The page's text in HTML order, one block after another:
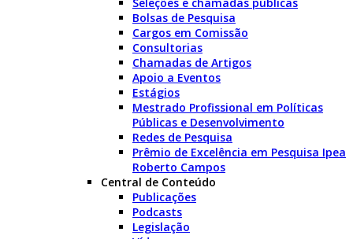
Bolsas de Pesquisa
Cargos em Comissão
Consultorias
Chamadas de Artigos
Apoio a Eventos
Estágios
Mestrado Profissional em Políticas
Públicas e Desenvolvimento
Redes de Pesquisa
Prêmio de Excelência em Pesquisa Ipea
Roberto Campos
Central de Conteúdo
Publicações
Podcasts
Legislação